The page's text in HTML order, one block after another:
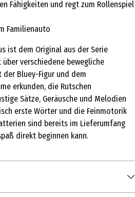
Fähigkeiten und regt zum Rollenspiel
Familienauto
ist dem Original aus der Serie
verschiedene bewegliche
der Bluey-Figur und dem
erkunden, die Rutschen
Sätze, Geräusche und Melodien
erste Wörter und die Feinmotorik
sind bereits im Lieferumfang
direkt beginnen kann.